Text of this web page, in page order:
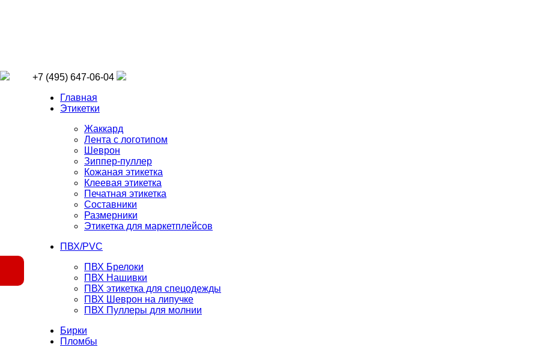
+7 (495) 647-06-04
Главная
Этикетки
Жаккард
Лента с логотипом
Шеврон
Зиппер-пуллер
Кожаная этикетка
Клеевая этикетка
Печатная этикетка
Составники
Размерники
Этикетка для маркетплейсов
ПВХ/PVC
ПВХ Брелоки
ПВХ Нашивки
ПВХ этикетка для спецодежды
ПВХ Шеврон на липучке
ПВХ Пуллеры для молнии
Бирки
Пломбы